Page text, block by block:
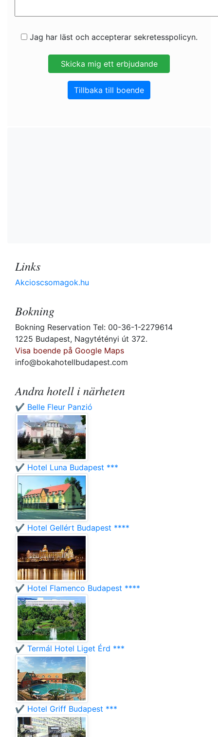
Jag har läst och accepterar sekretesspolicyn.
Tillbaka till boende
Links
Akcioscsomagok.hu
Bokning
Bokning Reservation Tel: 00-36-1-2279614
1225 Budapest, Nagytétényi út 372.
Visa boende på Google Maps
info@bokahotellbudapest.com
Andra hotell i närheten
✔️ Belle Fleur Panzió
✔️ Hotel Luna Budapest ***
✔️ Hotel Gellért Budapest ****
✔️ Hotel Flamenco Budapest ****
✔️ Termál Hotel Liget Érd ***
✔️ Hotel Griff Budapest ***